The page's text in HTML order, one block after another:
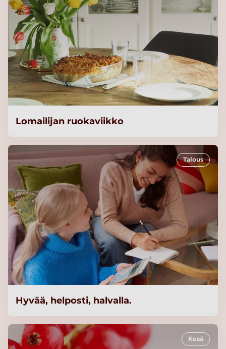
Lomailijan ruokaviikko
Talous
Hyvää, helposti, halvalla.
Kesä